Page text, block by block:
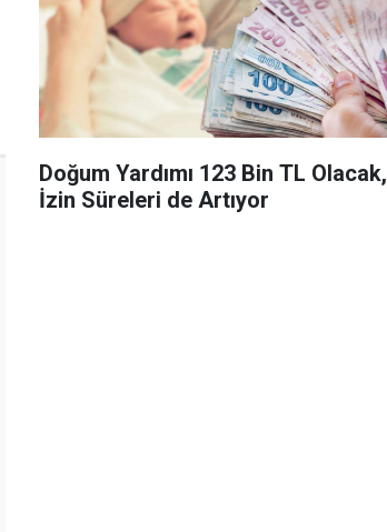
Doğum Yardımı 123 Bin TL Olacak,
İzin Süreleri de Artıyor